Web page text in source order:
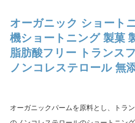
オーガニック ショート
機ショートニング 製菓
脂肪酸フリー トランス
ノンコレステロール 無
オーガニックパームを原料とし、トラ